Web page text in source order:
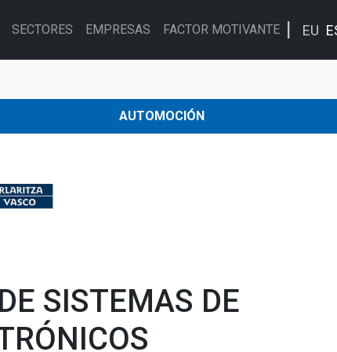
SECTORES EMPRESAS FACTOR MOTIVANTE EU
AUTOMOCIÓN
SISTEMAS DE